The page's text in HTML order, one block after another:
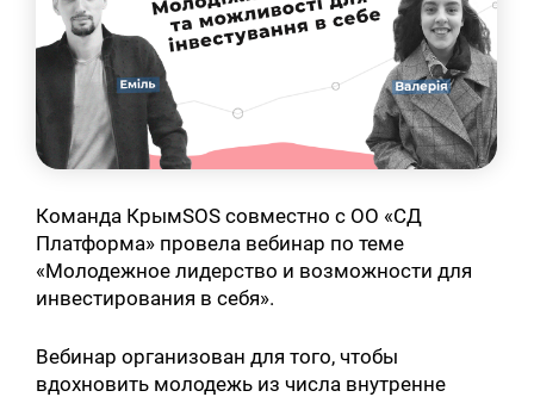
Команда КрымSOS совместно с ОО «СД
Платформа» провела вебинар по теме
«Молодежное лидерство и возможности для
инвестирования в себя».
Вебинар организован для того, чтобы
вдохновить молодежь из числа внутренне